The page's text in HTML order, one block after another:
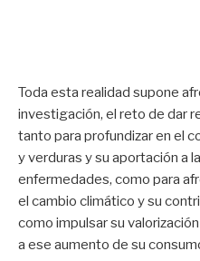
Toda esta realidad supone
investigación, el reto de dar
tanto para profundizar en el
y verduras y su aportación a
enfermedades, como para
el cambio climático y su
como impulsar su
a ese aumento de su